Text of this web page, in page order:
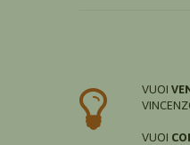
VUOI
VUOI